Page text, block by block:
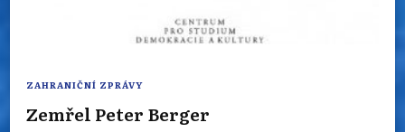
ZAHRANIČNÍ ZPRÁVY
Zemřel Peter Berger